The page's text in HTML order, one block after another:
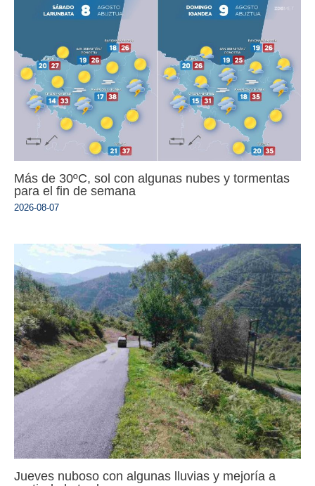
Más de 30ºC, sol con algunas nubes y tormentas
para el fin de semana
2026-08-07
Jueves nuboso con algunas lluvias y mejoría a